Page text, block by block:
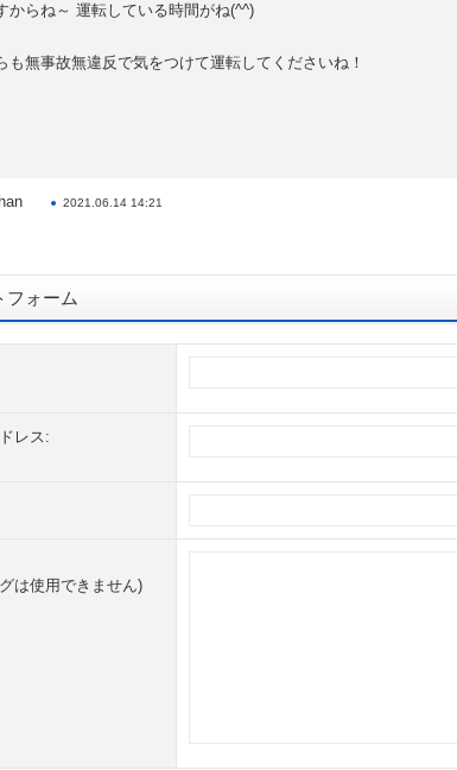
からね～ 運転している時間がね(^^)
も無事故無違反で気をつけて運転してくださいね！
2021.06.14 14:21
フォーム
レス:
は使用できません)